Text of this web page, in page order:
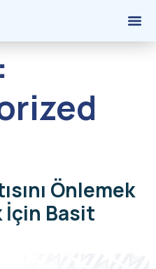
Önlemek
İçin Basit